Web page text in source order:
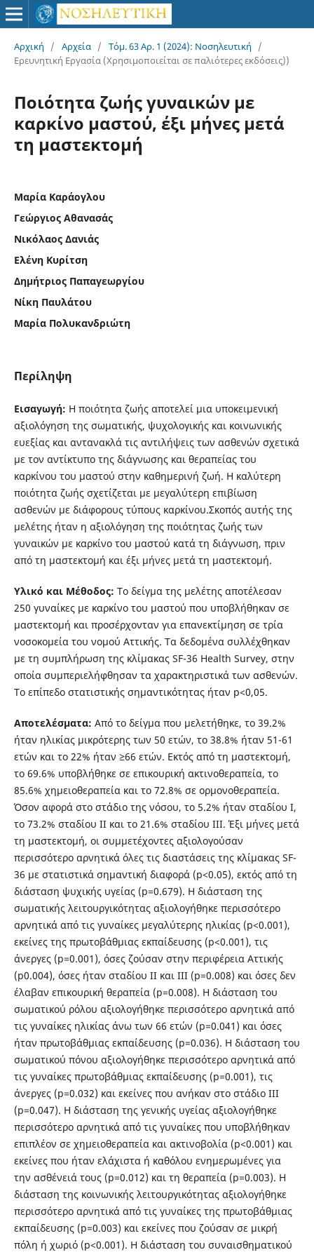
Αρχική / Αρχεία / Τόμ. 63 Αρ. 1 (2024): Νοσηλευτική
/
Ερευνητική Εργασία (Χρησιμοποιείται σε παλιότερες εκδόσεις))
Ποιότητα ζωής γυναικών με
καρκίνο μαστού, έξι μήνες μετά
τη μαστεκτομή
Μαρία Καράογλου
Γεώργιος Αθανασάς
Νικόλαος Δανιάς
Ελένη Κυρίτση
Δημήτριος Παπαγεωργίου
Νίκη Παυλάτου
Μαρία Πολυκανδριώτη
Περίληψη
Εισαγωγή: Η ποιότητα ζωής αποτελεί μια υποκειμενική
αξιολόγηση της σωματικής, ψυχολογικής και κοινωνικής
ευεξίας και αντανακλά τις αντιλήψεις των ασθενών σχετικά
με τον αντίκτυπο της διάγνωσης και θεραπείας του
καρκίνου του μαστού στην καθημερινή ζωή. Η καλύτερη
ποιότητα ζωής σχετίζεται με μεγαλύτερη επιβίωση
ασθενών με διάφορους τύπους καρκίνου.Σκοπός αυτής της
μελέτης ήταν η αξιολόγηση της ποιότητας ζωής των
γυναικών με καρκίνο του μαστού κατά τη διάγνωση, πριν
από τη μαστεκτομή και έξι μήνες μετά τη μαστεκτομή.
Υλικό και Μέθοδος: Το δείγμα της μελέτης αποτέλεσαν
250 γυναίκες με καρκίνο του μαστού που υποβλήθηκαν σε
μαστεκτομή και προσέρχονταν για επανεκτίμηση σε τρία
νοσοκομεία του νομού Αττικής. Τα δεδομένα συλλέχθηκαν
με τη συμπλήρωση της κλίμακας SF-36 Health Survey, στην
οποία συμπεριελήφθησαν τα χαρακτηριστικά των ασθενών.
Το επίπεδο στατιστικής σημαντικότητας ήταν p<0,05.
Αποτελέσματα: Από το δείγμα που μελετήθηκε, το 39.2%
ήταν ηλικίας μικρότερης των 50 ετών, το 38.8% ήταν 51-61
ετών και το 22% ήταν ≥66 ετών. Εκτός από τη μαστεκτομή,
το 69.6% υποβλήθηκε σε επικουρική ακτινοθεραπεία, το
85.6% χημειοθεραπεία και το 72.8% σε ορμονοθεραπεία.
Όσον αφορά στο στάδιο της νόσου, το 5.2% ήταν σταδίου Ι,
το 73.2% σταδίου ΙΙ και το 21.6% σταδίου III. Έξι μήνες μετά
τη μαστεκτομή, οι συμμετέχοντες αξιολογούσαν
περισσότερο αρνητικά όλες τις διαστάσεις της κλίμακας SF-
36 με στατιστικά σημαντική διαφορά (p<0.05), εκτός από τη
διάσταση ψυχικής υγείας (p=0.679). Η διάσταση της
σωματικής λειτουργικότητας αξιολογήθηκε περισσότερο
αρνητικά από τις γυναίκες μεγαλύτερης ηλικίας (p<0.001),
εκείνες της πρωτοβάθμιας εκπαίδευσης (p<0.001), τις
άνεργες (p=0.001), όσες ζούσαν στην περιφέρεια Αττικής
(p0.004), όσες ήταν σταδίου II και III (p=0.008) και όσες δεν
έλαβαν επικουρική θεραπεία (p=0.008). Η διάσταση του
σωματικού ρόλου αξιολογήθηκε περισσότερο αρνητικά από
τις γυναίκες ηλικίας άνω των 66 ετών (p=0.041) και όσες
ήταν πρωτοβάθμιας εκπαίδευσης (p=0.036). Η διάσταση του
σωματικού πόνου αξιολογήθηκε περισσότερο αρνητικά από
τις γυναίκες πρωτοβάθμιας εκπαίδευσης (p=0.001), τις
άνεργες (p=0.032) και εκείνες που ανήκαν στο στάδιο ΙΙΙ
(p=0.047). Η διάσταση της γενικής υγείας αξιολογήθηκε
περισσότερο αρνητικά από τις γυναίκες που υποβλήθηκαν
επιπλέον σε χημειοθεραπεία και ακτινοβολία (p<0.001) και
εκείνες που ήταν ελάχιστα ή καθόλου ενημερωμένες για
την ασθένειά τους (p=0.012) και τη θεραπεία (p=0.003). Η
διάσταση της κοινωνικής λειτουργικότητας αξιολογήθηκε
περισσότερο αρνητικά από τις γυναίκες της πρωτοβάθμιας
εκπαίδευσης (p=0.003) και εκείνες που ζούσαν σε μικρή
πόλη ή χωριό (p<0.001). Η διάσταση του συναισθηματικού